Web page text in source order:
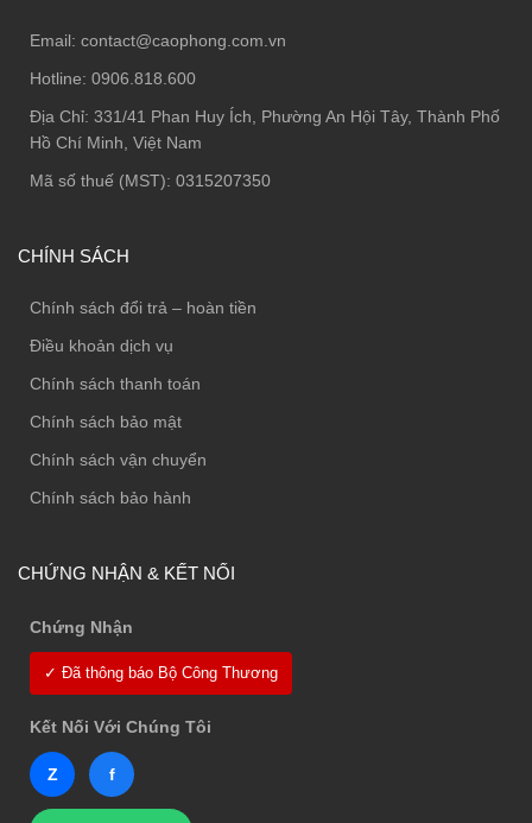
Email: contact@caophong.com.vn
Hotline: 0906.818.600
Địa Chỉ: 331/41 Phan Huy Ích, Phường An Hội Tây, Thành Phố
Hồ Chí Minh, Việt Nam
Mã số thuế (MST): 0315207350
CHÍNH SÁCH
Chính sách đổi trả – hoàn tiền
Điều khoản dịch vụ
Chính sách thanh toán
Chính sách bảo mật
Chính sách vận chuyển
Chính sách bảo hành
CHỨNG NHẬN & KẾT NỐI
Chứng Nhận
✓ Đã thông báo Bộ Công Thương
Kết Nối Với Chúng Tôi
Z f